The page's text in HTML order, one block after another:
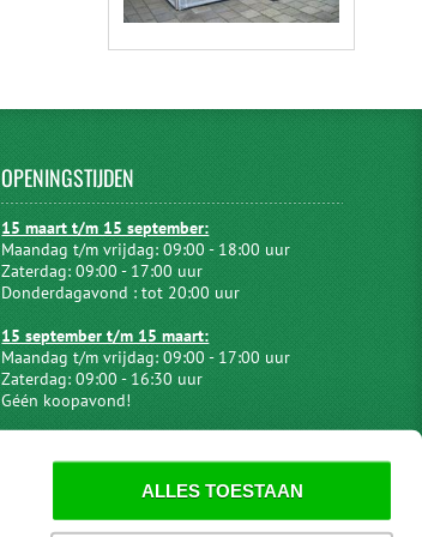
ALLES TOESTAAN
OPENINGSTIJDEN
15 maart t/m 15 september:
Maandag t/m vrijdag: 09:00 - 18:00 uur
Zaterdag: 09:00 - 17:00 uur
Donderdagavond : tot 20:00 uur
15 september t/m 15 maart:
Maandag t/m vrijdag: 09:00 - 17:00 uur
Zaterdag: 09:00 - 16:30 uur
Géén koopavond!